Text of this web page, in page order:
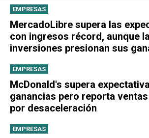
EMPRESAS
MercadoLibre supera las
con ingresos récord, aunque
inversiones presionan sus
EMPRESAS
McDonald's supera
ganancias pero reporta
por desaceleración
EMPRESAS